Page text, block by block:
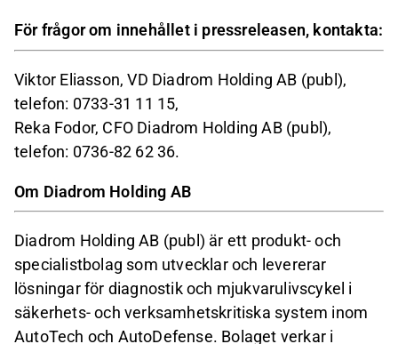
För frågor om innehållet i pressreleasen, kontakta:
Viktor Eliasson, VD Diadrom Holding AB (publ),
telefon: 0733-31 11 15,
Reka Fodor, CFO Diadrom Holding AB (publ),
telefon: 0736-82 62 36.
Om Diadrom Holding AB
Diadrom Holding AB (publ) är ett produkt- och
specialistbolag som utvecklar och levererar
lösningar för diagnostik och mjukvarulivscykel i
säkerhets- och verksamhetskritiska system inom
AutoTech och AutoDefense. Bolaget verkar i